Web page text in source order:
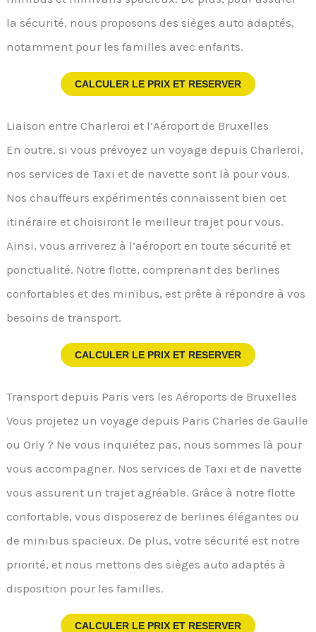
la sécurité, nous proposons des sièges auto adaptés,
notamment pour les familles avec enfants.
CALCULER LE PRIX ET RESERVER
Liaison entre Charleroi et l’Aéroport de Bruxelles
En outre, si vous prévoyez un voyage depuis Charleroi,
nos services de Taxi et de navette sont là pour vous.
Nos chauffeurs expérimentés connaissent bien cet
itinéraire et choisiront le meilleur trajet pour vous.
Ainsi, vous arriverez à l’aéroport en toute sécurité et
ponctualité. Notre flotte, comprenant des berlines
confortables et des minibus, est prête à répondre à vos
besoins de transport.
CALCULER LE PRIX ET RESERVER
Transport depuis Paris vers les Aéroports de Bruxelles
Vous projetez un voyage depuis Paris Charles de Gaulle
ou Orly ? Ne vous inquiétez pas, nous sommes là pour
vous accompagner. Nos services de Taxi et de navette
vous assurent un trajet agréable. Grâce à notre flotte
confortable, vous disposerez de berlines élégantes ou
de minibus spacieux. De plus, votre sécurité est notre
priorité, et nous mettons des sièges auto adaptés à
disposition pour les familles.
CALCULER LE PRIX ET RESERVER